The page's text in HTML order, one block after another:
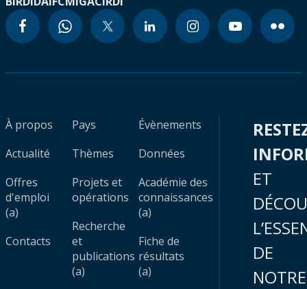
À propos
Actualité
Offres
d'emploi
(a)
Contacts
Pays
Thèmes
Projets et
opérations
Recherche
et
publications
(a)
Évènements
Données
Académie des
connaissances
(a)
Fiche de
résultats
(a)
ET
DE
NOTRE